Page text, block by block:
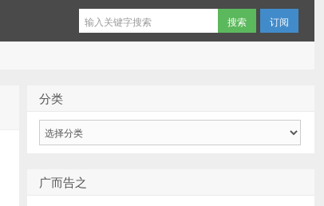
订阅
分类
广而告之